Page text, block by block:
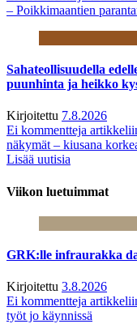
– Poikkimaantien
Sahateollisuudella
puunhinta ja heikko
Kirjoitettu 7.8.2026
Ei kommentteja
näkymät – kiusana
Lisää uutisia
Viikon luetuimmat
GRK:lle infraurakka
Kirjoitettu 3.8.2026
Ei kommentteja
työt jo käynnissä